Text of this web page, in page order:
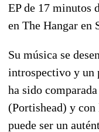
EP de 17 minutos
en The Hangar en
Su música se
introspectivo y un
ha sido
(Portishead) y
puede ser un